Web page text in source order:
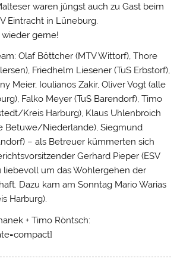
waren jüngst auch zu Gast beim
Eintracht in Lüneburg.
wieder gerne!
Olaf Böttcher (MTV Wittorf), Thore
Friedhelm Liesener (TuS Erbstorf),
Meier, Ioulianos Zakir, Oliver Vogt (alle
Falko Meyer (TuS Barendorf), Timo
Kreis Harburg), Klaus Uhlenbroich
Betuwe/Niederlande), Siegmund
– als Betreuer kümmerten sich
Gerhard Pieper (ESV
liebevoll um das Wohlergehen der
Dazu kam am Sonntag Mario Warias
Harburg).
+ Timo Röntsch: